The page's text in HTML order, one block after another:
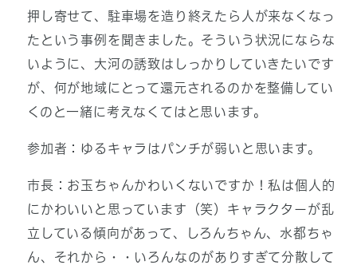
押し寄せて、駐車場を造り終えたら人が来なくなっ
たという事例を聞きました。そういう状況にならな
いように、大河の誘致はしっかりしていきたいです
が、何が地域にとって還元されるのかを整備してい
くのと一緒に考えなくてはと思います。
参加者：ゆるキャラはパンチが弱いと思います。
市長：お玉ちゃんかわいくないですか！私は個人的
にかわいいと思っています（笑）キャラクターが乱
立している傾向があって、しろんちゃん、水都ちゃ
ん、それから・・いろんなのがありすぎて分散して